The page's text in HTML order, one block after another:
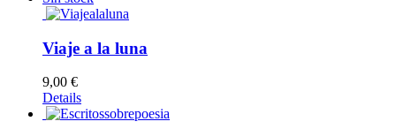
Viaje a la luna
9,00 €
Details